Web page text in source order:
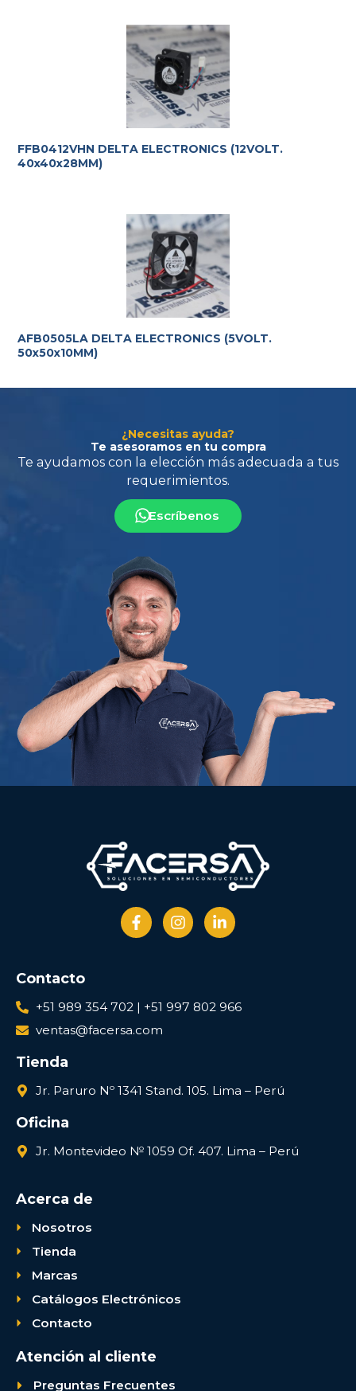
FFB0412VHN DELTA ELECTRONICS (12VOLT.
40x40x28MM)
AFB0505LA DELTA ELECTRONICS (5VOLT.
50x50x10MM)
¿Necesitas ayuda?
Te asesoramos en tu compra
Te ayudamos con la elección más adecuada
requerimientos.
Escríbenos
Contacto
+51 989 354 702 | +51 997 802 966
ventas@facersa.com
Tienda
Jr. Paruro Nº 1341 Stand. 105. Lima – Perú
Oficina
Jr. Montevideo № 1059 Of. 407. Lima – Perú
Acerca de
Nosotros
Tienda
Marcas
Catálogos Electrónicos
Contacto
Atención al cliente
Preguntas Frecuentes